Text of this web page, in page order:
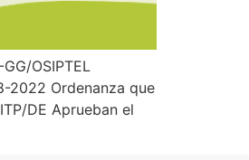
OSIPTEL
2022 Ordenanza que
DE Aprueban el